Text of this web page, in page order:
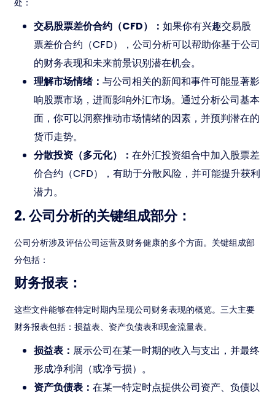
处：
交易股票差价合约（CFD）：如果你有兴趣交易股
票差价合约（CFD），公司分析可以帮助你基于公司
的财务表现和未来前景识别潜在机会。
理解市场情绪：与公司相关的新闻和事件可能显著影
响股票市场，进而影响外汇市场。通过分析公司基本
面，你可以洞察推动市场情绪的因素，并预判潜在的
货币走势。
分散投资（多元化）：在外汇投资组合中加入股票差
价合约（CFD），有助于分散风险，并可能提升获利
潜力。
2. 公司分析的关键组成部分：
公司分析涉及评估公司运营及财务健康的多个方面。关键组成部
分包括：
财务报表：
这些文件能够在特定时期内呈现公司财务表现的概览。三大主要
财务报表包括：损益表、资产负债表和现金流量表。
损益表： 展示公司在某一时期的收入与支出，并最终
形成净利润（或净亏损）。
资产负债表：在某一特定时点提供公司资产、负债以